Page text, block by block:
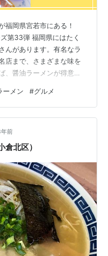
福岡県宮若市にある！
第33弾 福岡県にはたく
んがあります。有名なラ
店まで、さまざまな味を
、醤油ラーメンが得意な
メンのバリエーションは
お店や、観光客にもおす
んな中から今回は一つだ
るラーメン屋がこの
38年）創業、既に50年
ーメン #グルメ
前
北区）